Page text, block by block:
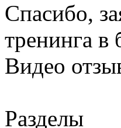
Спасибо,
тренинга
Видео
Разделы